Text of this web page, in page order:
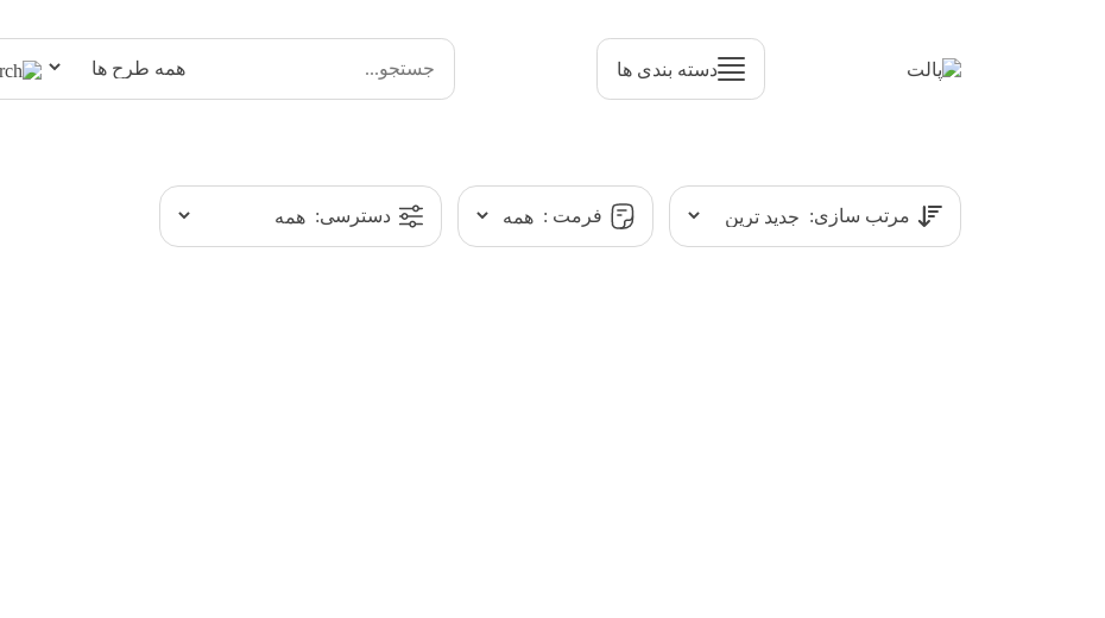
دسته بندی ها
مرتب سازی: فرمت : دسترسی: